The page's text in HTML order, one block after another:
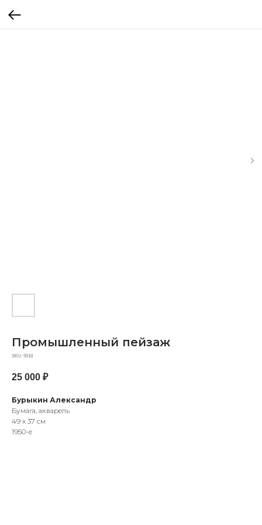
Промышленный пейзаж
SKU: 5018
25 000 ₽
Бурыкин Александр
Бумага, акварель
49 х 37 см
1950-е